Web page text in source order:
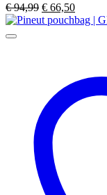
€94,99 Oorspronkelijke
prijs
€ 66,50Huidige
prijs